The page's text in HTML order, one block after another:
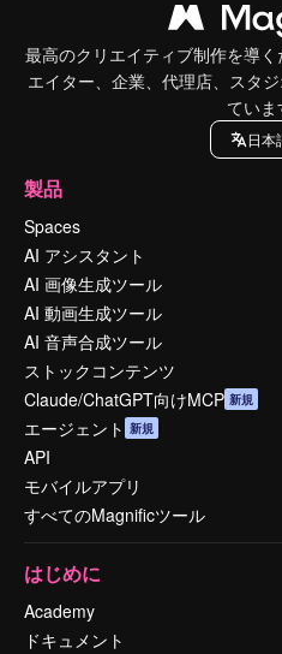
最高のクリエイティブ制作を導
エイター、企業、代理店、スタ
ていま
日本
製品
Spaces
AI アシスタント
AI 画像生成ツール
AI 動画生成ツール
AI 音声合成ツール
ストックコンテンツ
Claude/ChatGPT向けMCP 新規
エージェント 新規
API
モバイルアプリ
すべてのMagnificツール
はじめに
Academy
ドキュメント